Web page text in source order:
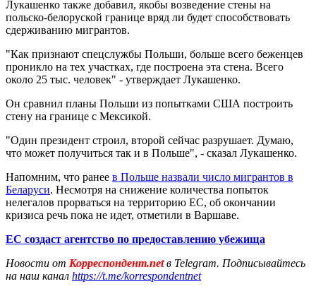
Лукашенко также добавил, якобы возведение стены на
польско-белоруской границе вряд ли будет способствовать
сдерживанию мигрантов.
"Как признают спецслужбы Польши, больше всего беженцев
проникло на тех участках, где построена эта стена. Всего
около 25 тыс. человек" - утверждает Лукашенко.
Он сравнил планы Польши из попытками США построить
стену на границе с Мексикой.
"Один президент строил, второй сейчас разрушает. Думаю,
что может получиться так и в Польше", - сказал Лукашенко.
Напомним, что ранее в Польше назвали число мигрантов в
Беларуси. Несмотря на снижение количества попыток
нелегалов прорваться на территорию ЕС, об окончании
кризиса речь пока не идет, отметили в Варшаве.
ЕС создаст агентство по предоставлению убежища
Новости от Корреспондент.netв Telegram. Подписывайтесь
на наш канал https://t.me/korrespondentnet